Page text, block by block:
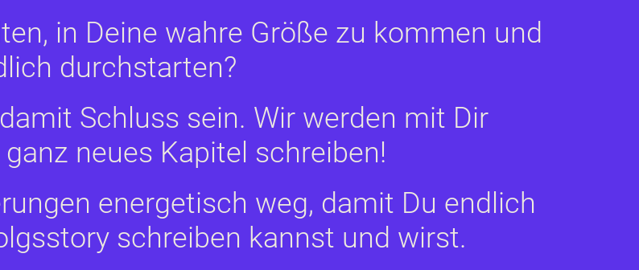
in Deine wahre Größe zu kommen und
durchstarten?
Schluss sein. Wir werden mit Dir
neues Kapitel schreiben!
energetisch weg, damit Du endlich
schreiben kannst und wirst.